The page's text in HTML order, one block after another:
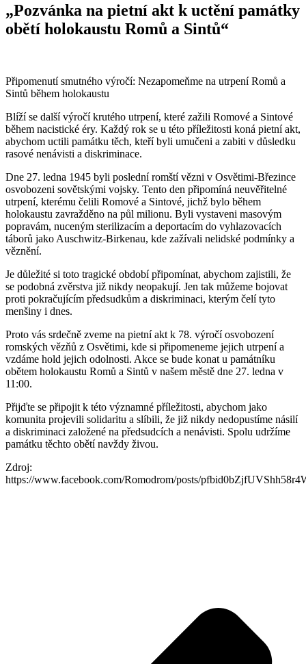
„Pozvánka na pietní akt k uctění památky
obětí holokaustu Romů a Sintů“
Připomenutí smutného výročí: Nezapomeňme na utrpení Romů a
Sintů během holokaustu
Blíží se další výročí krutého utrpení, které zažili Romové a Sintové
během nacistické éry. Každý rok se u této příležitosti koná pietní akt,
abychom uctili památku těch, kteří byli umučeni a zabiti v důsledku
rasové nenávisti a diskriminace.
Dne 27. ledna 1945 byli poslední romští vězni v Osvětimi-Březince
osvobozeni sovětskými vojsky. Tento den připomíná neuvěřitelné
utrpení, kterému čelili Romové a Sintové, jichž bylo během
holokaustu zavražděno na půl milionu. Byli vystaveni masovým
popravám, nuceným sterilizacím a deportacím do vyhlazovacích
táborů jako Auschwitz-Birkenau, kde zažívali nelidské podmínky a
věznění.
Je důležité si toto tragické období připomínat, abychom zajistili, že
se podobná zvěrstva již nikdy neopakují. Jen tak můžeme bojovat
proti pokračujícím předsudkům a diskriminaci, kterým čelí tyto
menšiny i dnes.
Proto vás srdečně zveme na pietní akt k 78. výročí osvobození
romských vězňů z Osvětimi, kde si připomeneme jejich utrpení a
vzdáme hold jejich odolnosti. Akce se bude konat u památníku
obětem holokaustu Romů a Sintů v našem městě dne 27. ledna v
11:00.
Přijďte se připojit k této významné příležitosti, abychom jako
komunita projevili solidaritu a slíbili, že již nikdy nedopustíme násilí
a diskriminaci založené na předsudcích a nenávisti. Spolu udržíme
památku těchto obětí navždy živou.
Zdroj:
https://www.facebook.com/Romodrom/posts/